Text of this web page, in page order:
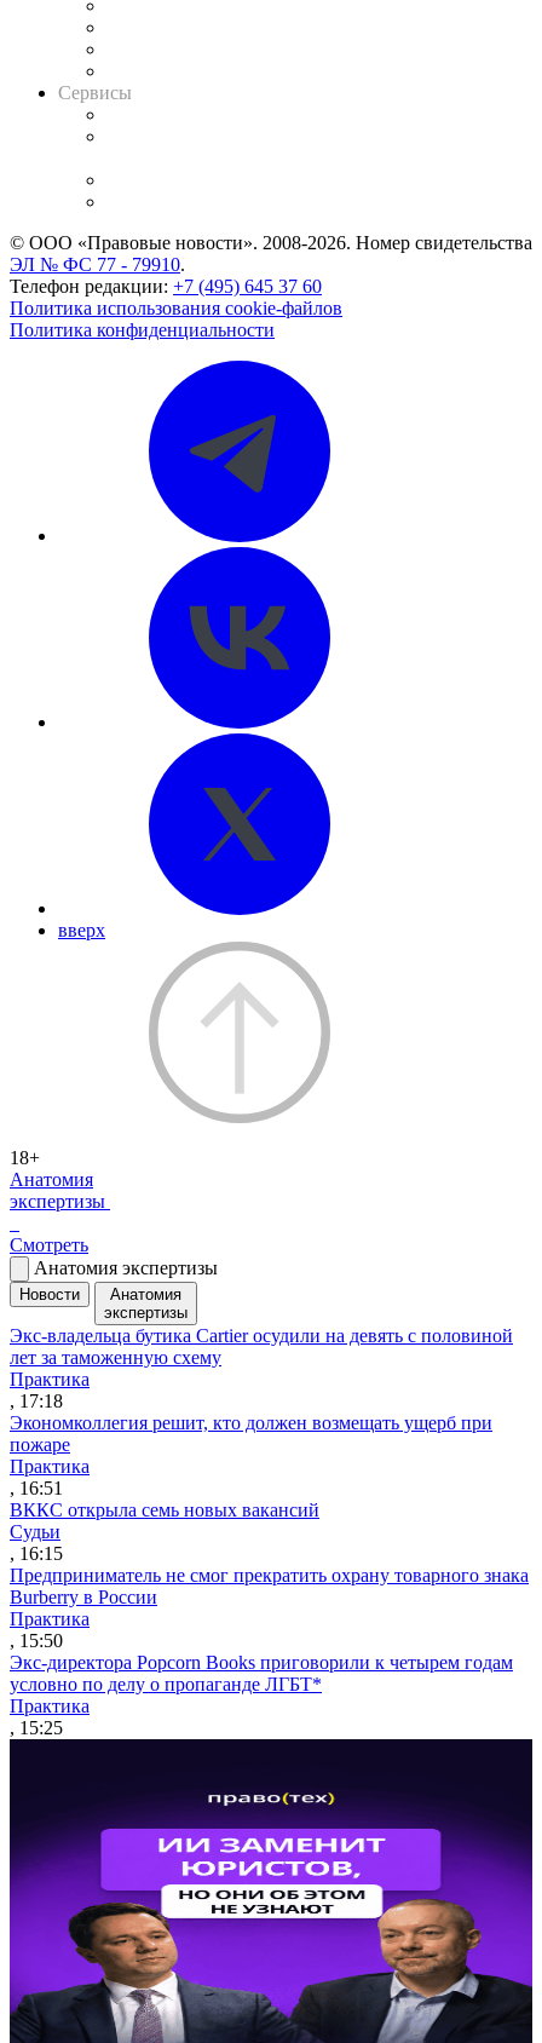
Сервисы
© ООО «Правовые новости». 2008-2026. Номер свидетельства
ЭЛ № ФС 77 - 79910.
Телефон редакции: +7 (495) 645 37 60
Политика использования cookie-файлов
Политика конфиденциальности
вверх
18+
Анатомия
экспертизы
Смотреть
Анатомия экспертизы
Новости
Анатомия
экспертизы
Экс-владельца бутика Cartier осудили на девять с половиной
лет за таможенную схему
Практика
, 17:18
Экономколлегия решит, кто должен возмещать ущерб при
пожаре
Практика
, 16:51
ВККС открыла семь новых вакансий
Судьи
, 16:15
Предприниматель не смог прекратить охрану товарного знака
Burberry в России
Практика
, 15:50
Экс-директора Popcorn Books приговорили к четырем годам
условно по делу о пропаганде ЛГБТ*
Практика
, 15:25